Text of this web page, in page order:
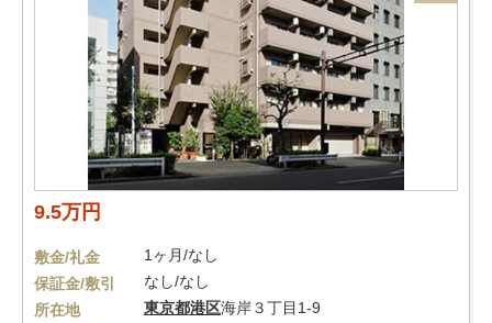
9.5万円
敷金/礼金
1ヶ月/なし
保証金/敷引
なし/なし
所在地
東京都港区海岸３丁目1-9